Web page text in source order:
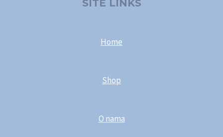
SITE LINKS
Home
Shop
O nama